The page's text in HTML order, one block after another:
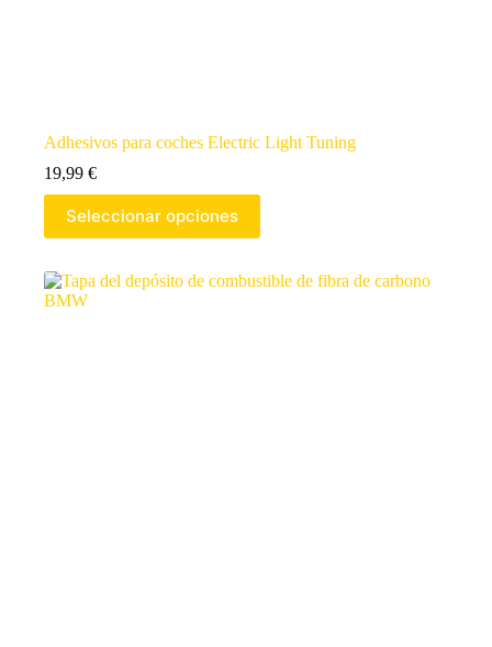
Adhesivos para coches Electric Light Tuning
19,99 €
Seleccionar opciones